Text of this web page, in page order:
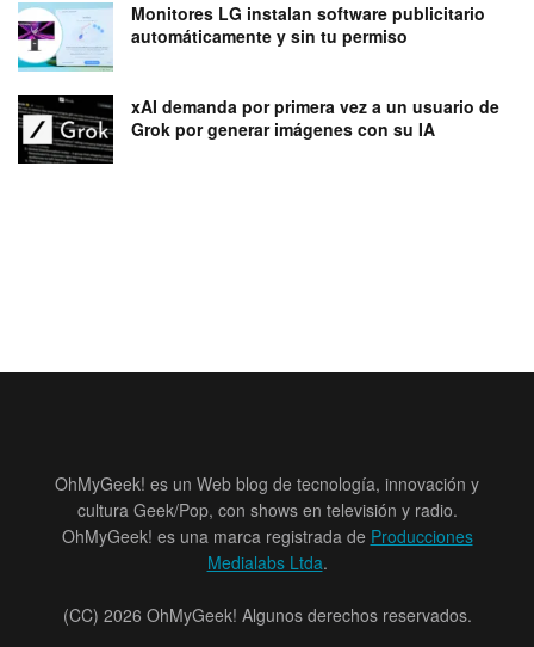
Monitores LG instalan software publicitario
automáticamente y sin tu permiso
xAI demanda por primera vez a un usuario de
Grok por generar imágenes con su IA
OhMyGeek! es un Web blog de tecnología, innovación y
cultura Geek/Pop, con shows en televisión y radio.
OhMyGeek! es una marca registrada de Producciones
Medialabs Ltda.
(CC) 2026 OhMyGeek! Algunos derechos reservados.